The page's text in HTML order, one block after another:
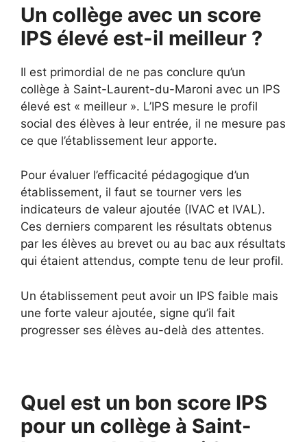
Un collège avec un score
IPS élevé est-il meilleur ?
Il est primordial de ne pas conclure qu’un
collège à Saint-Laurent-du-Maroni avec un IPS
élevé est « meilleur ». L’IPS mesure le profil
social des élèves à leur entrée, il ne mesure pas
ce que l’établissement leur apporte.
Pour évaluer l’efficacité pédagogique d’un
établissement, il faut se tourner vers les
indicateurs de valeur ajoutée (IVAC et IVAL).
Ces derniers comparent les résultats obtenus
par les élèves au brevet ou au bac aux résultats
qui étaient attendus, compte tenu de leur profil.
Un établissement peut avoir un IPS faible mais
une forte valeur ajoutée, signe qu’il fait
progresser ses élèves au-delà des attentes.
Quel est un bon score IPS
pour un collège à Saint-